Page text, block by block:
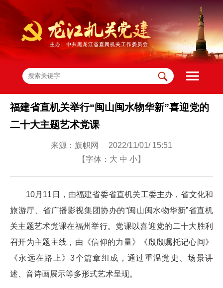
福建省直机关举行“闽山闽水物华新”喜迎党的
二十大主题艺术党课
来源：旗帜网 2022/11/01/ 15:51
【字体： 大 中 小】
10月11日，由福建省委省直机关工委主办，省文化和
旅游厅、省广播影视集团协办的“闽山闽水物华新”省直机
关主题艺术党课在福州举行。党课以喜迎党的二十大胜利
召开为主题主线，由《信仰的力量》《殷殷嘱托记心间》
《永远在路上》3个篇章组成，通过重温党史、场景讲
述、音诗画展示等多形式艺术呈现。